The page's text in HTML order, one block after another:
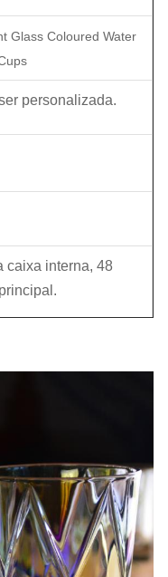
Glass Coloured Water
personalizada.
caixa interna, 48
esforços no
vidro de alta
de